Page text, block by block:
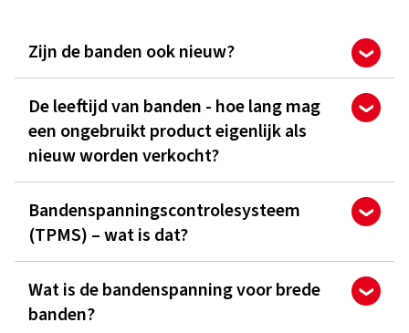
Zijn de banden ook nieuw?
De leeftijd van banden - hoe lang mag
een ongebruikt product eigenlijk als
nieuw worden verkocht?
Bandenspanningscontrolesysteem
(TPMS) – wat is dat?
Wat is de bandenspanning voor brede
banden?